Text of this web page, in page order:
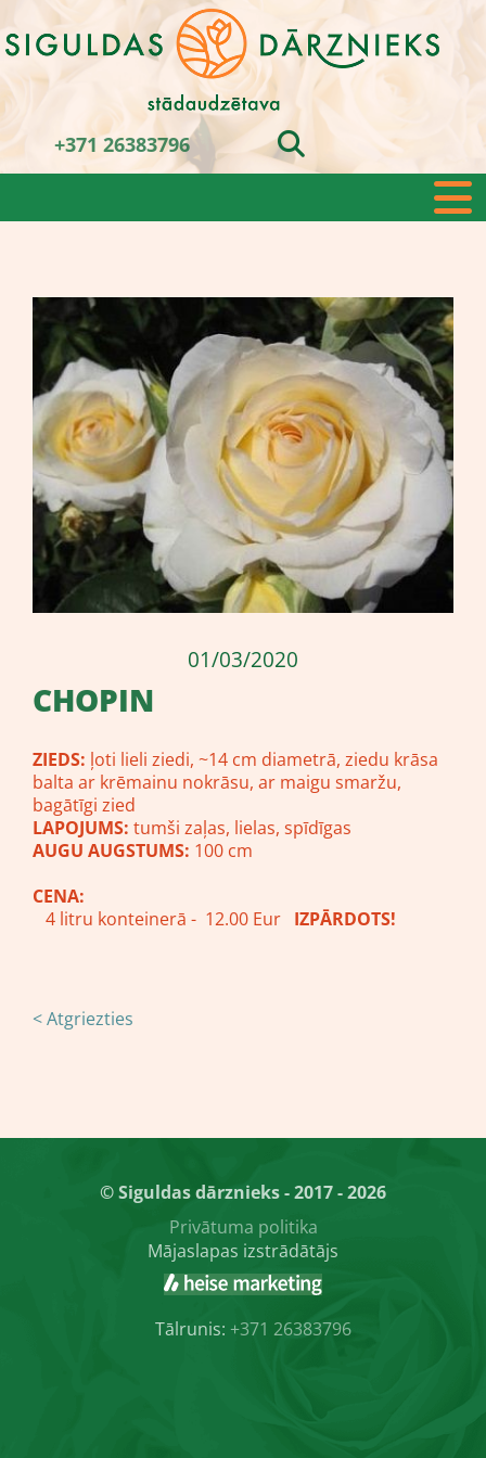
+371 26383796
01/03/2020
CHOPIN
ZIEDS: ļoti lieli ziedi, ~14 cm diametrā, ziedu krāsa
balta ar krēmainu nokrāsu, ar maigu smaržu,
bagātīgi zied
LAPOJUMS: tumši zaļas, lielas, spīdīgas
AUGU AUGSTUMS: 100 cm
CENA:
4 litru konteinerā - 12.00 Eur IZPĀRDOTS!
< Atgriezties
© Siguldas dārznieks - 2017 - 2026
Privātuma politika
Mājaslapas izstrādātājs
Tālrunis: +371 26383796